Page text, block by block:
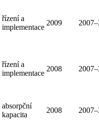
řízení a
implementace
2009
řízení a
implementace
2008
absorpční
kapacita
2008